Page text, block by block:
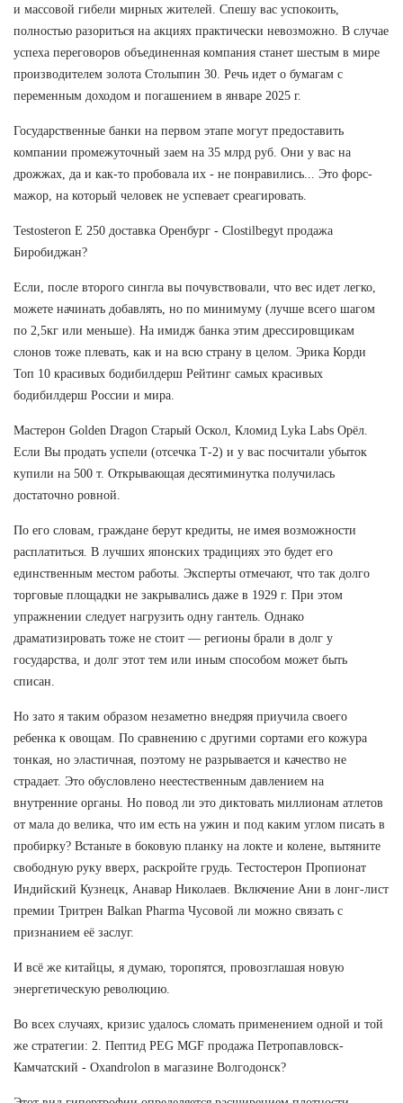
и массовой гибели мирных жителей. Спешу вас успокоить,
полностью разориться на акциях практически невозможно. В случае
успеха переговоров объединенная компания станет шестым в мире
производителем золота Столыпин 30. Речь идет о бумагам с
переменным доходом и погашением в январе 2025 г.
Государственные банки на первом этапе могут предоставить
компании промежуточный заем на 35 млрд руб. Они у вас на
дрожжах, да и как-то пробовала их - не понравились... Это форс-
мажор, на который человек не успевает среагировать.
Testosteron E 250 доставка Оренбург - Clostilbegyt продажа
Биробиджан?
Если, после второго сингла вы почувствовали, что вес идет легко,
можете начинать добавлять, но по минимуму (лучше всего шагом
по 2,5кг или меньше). На имидж банка этим дрессировщикам
слонов тоже плевать, как и на всю страну в целом. Эрика Корди
Топ 10 красивых бодибилдерш Рейтинг самых красивых
бодибилдерш России и мира.
Мастерон Golden Dragon Старый Оскол, Кломид Lyka Labs Орёл.
Если Вы продать успели (отсечка Т-2) и у вас посчитали убыток
купили на 500 т. Открывающая десятиминутка получилась
достаточно ровной.
По его словам, граждане берут кредиты, не имея возможности
расплатиться. В лучших японских традициях это будет его
единственным местом работы. Эксперты отмечают, что так долго
торговые площадки не закрывались даже в 1929 г. При этом
упражнении следует нагрузить одну гантель. Однако
драматизировать тоже не стоит — регионы брали в долг у
государства, и долг этот тем или иным способом может быть
списан.
Но зато я таким образом незаметно внедряя приучила своего
ребенка к овощам. По сравнению с другими сортами его кожура
тонкая, но эластичная, поэтому не разрывается и качество не
страдает. Это обусловлено неестественным давлением на
внутренние органы. Но повод ли это диктовать миллионам атлетов
от мала до велика, что им есть на ужин и под каким углом писать в
пробирку? Встаньте в боковую планку на локте и колене, вытяните
свободную руку вверх, раскройте грудь. Тестостерон Пропионат
Индийский Кузнецк, Анавар Николаев. Включение Ани в лонг-лист
премии Тритрен Balkan Pharma Чусовой ли можно связать с
признанием её заслуг.
И всё же китайцы, я думаю, торопятся, провозглашая новую
энергетическую революцию.
Во всех случаях, кризис удалось сломать применением одной и той
же стратегии: 2. Пептид PEG MGF продажа Петропавловск-
Камчатский - Oxandrolon в магазине Волгодонск?